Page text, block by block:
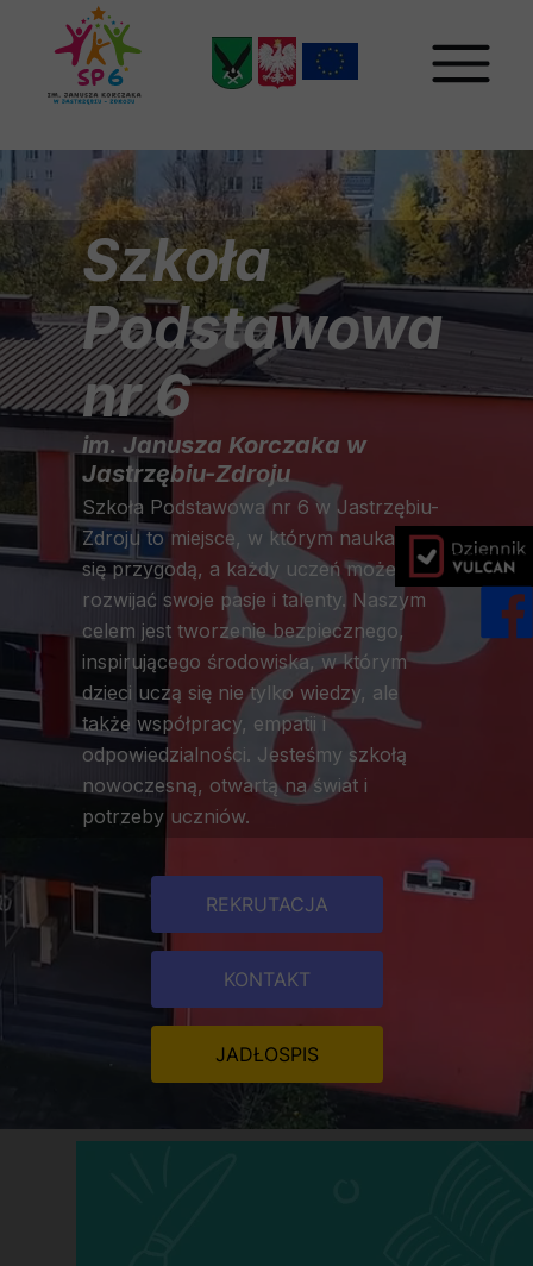
dziennik
im. Janusza Korczaka w
Jastrzębiu-Zdroju
Szkoła
Podstawowa
nr 6
JADŁOSPIS
KONTAKT
REKRUTACJA
Szkoła Podstawowa nr 6 w Jastrzębiu-
Zdroju to miejsce, w którym nauka staje
się przygodą, a każdy uczeń może
rozwijać swoje pasje i talenty. Naszym
celem jest tworzenie bezpiecznego,
inspirującego środowiska, w którym
dzieci uczą się nie tylko wiedzy, ale
także współpracy, empatii i
odpowiedzialności. Jesteśmy szkołą
nowoczesną, otwartą na świat i
potrzeby uczniów.